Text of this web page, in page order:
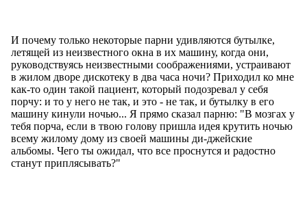
И почему только некоторые парни удивляются бутылке,
летящей из неизвестного окна в их машину, когда они,
руководствуясь неизвестными соображениями, устраивают
в жилом дворе дискотеку в два часа ночи? Приходил ко мне
как-то один такой пациент, который подозревал у себя
порчу: и то у него не так, и это - не так, и бутылку в его
машину кинули ночью... Я прямо сказал парню: "В мозгах у
тебя порча, если в твою голову пришла идея крутить ночью
всему жилому дому из своей машины ди-джейские
альбомы. Чего ты ожидал, что все проснутся и радостно
станут приплясывать?"